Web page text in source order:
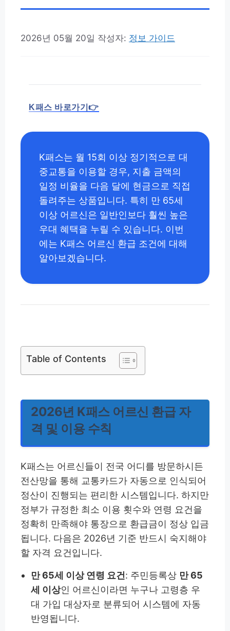
2026년 05월 20일 작성자: 정보 가이드
K패스 바로가기👉
K패스는 월 15회 이상 정기적으로 대
중교통을 이용할 경우, 지출 금액의
일정 비율을 다음 달에 현금으로 직접
돌려주는 상품입니다. 특히 만 65세
이상 어르신은 일반인보다 훨씬 높은
우대 혜택을 누릴 수 있습니다. 이번
에는 K패스 어르신 환급 조건에 대해
알아보겠습니다.
Table of Contents
2026년 K패스 어르신 환급 자
격 및 이용 수칙
K패스는 어르신들이 전국 어디를 방문하시든
전산망을 통해 교통카드가 자동으로 인식되어
정산이 진행되는 편리한 시스템입니다. 하지만
정부가 규정한 최소 이용 횟수와 연령 요건을
정확히 만족해야 통장으로 환급금이 정상 입금
됩니다. 다음은 2026년 기준 반드시 숙지해야
할 자격 요건입니다.
만 65세 이상 연령 요건: 주민등록상 만 65
세 이상인 어르신이라면 누구나 고령층 우
대 가입 대상자로 분류되어 시스템에 자동
반영됩니다.